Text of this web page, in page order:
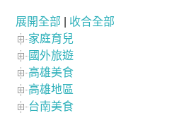
展開全部
收合全部
家庭育兒
國外旅遊
高雄美食
高雄地區
台南美食